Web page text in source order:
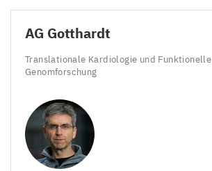
AG Gotthardt
Translationale Kardiologie und Funktionelle
Genomforschung